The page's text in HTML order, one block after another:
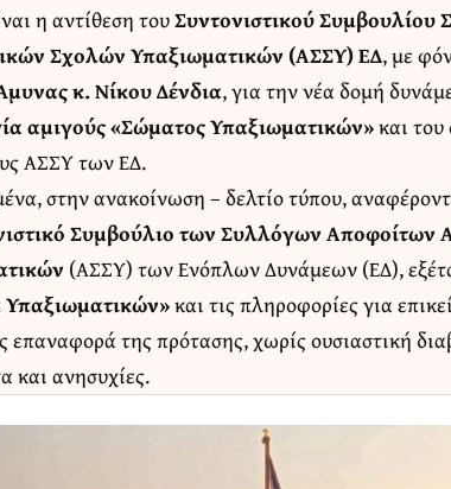
η αντίθεση τουΣυντονιστικού
Σχολών Υπαξιωματικών (ΑΣΣΥ) ΕΔ, με
κ. Νίκου Δένδια, για την νέα δομή
αμιγούς «Σώματος Υπαξιωματικών»και
ΑΣΣΥ των ΕΔ.
στην ανακοίνωση – δελτίο τύπου,
Συμβούλιο των Συλλόγων Αποφοίτων
(ΑΣΣΥ) των Ενόπλων Δυνάμεων (ΕΔ),
και τις πληροφορίες για
επαναφορά της πρότασης, χωρίς ουσιαστική
και ανησυχίες.